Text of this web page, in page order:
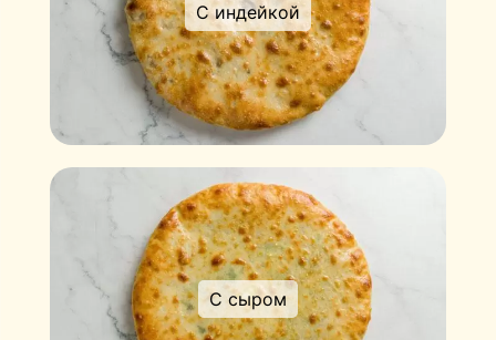
С индейкой
С сыром